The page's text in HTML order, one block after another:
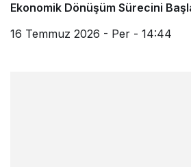
Ekonomik Dönüşüm Sürecini
16 Temmuz 2026 - Per - 14:44